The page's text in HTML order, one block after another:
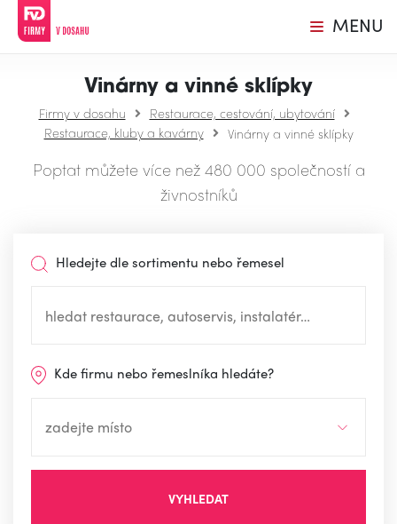
MENU
Vinárny a vinné sklípky
Firmy v dosahu
Restaurace, cestování, ubytování
Restaurace, kluby a kavárny
Vinárny a vinné sklípky
Poptat můžete více než 480 000 společností a
živnostníků
Hledejte dle sortimentu nebo řemesel
Kde firmu nebo řemeslníka hledáte?
VYHLEDAT